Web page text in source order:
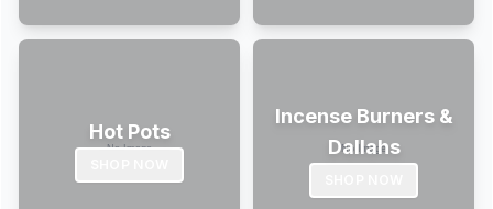
Hot Pots
Incense Burners &
Dallahs